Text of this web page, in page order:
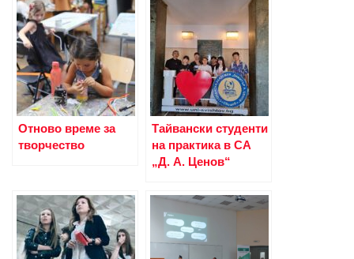
Отново време за
творчество
Тайвански студенти
на практика в СА
„Д. А. Ценов“